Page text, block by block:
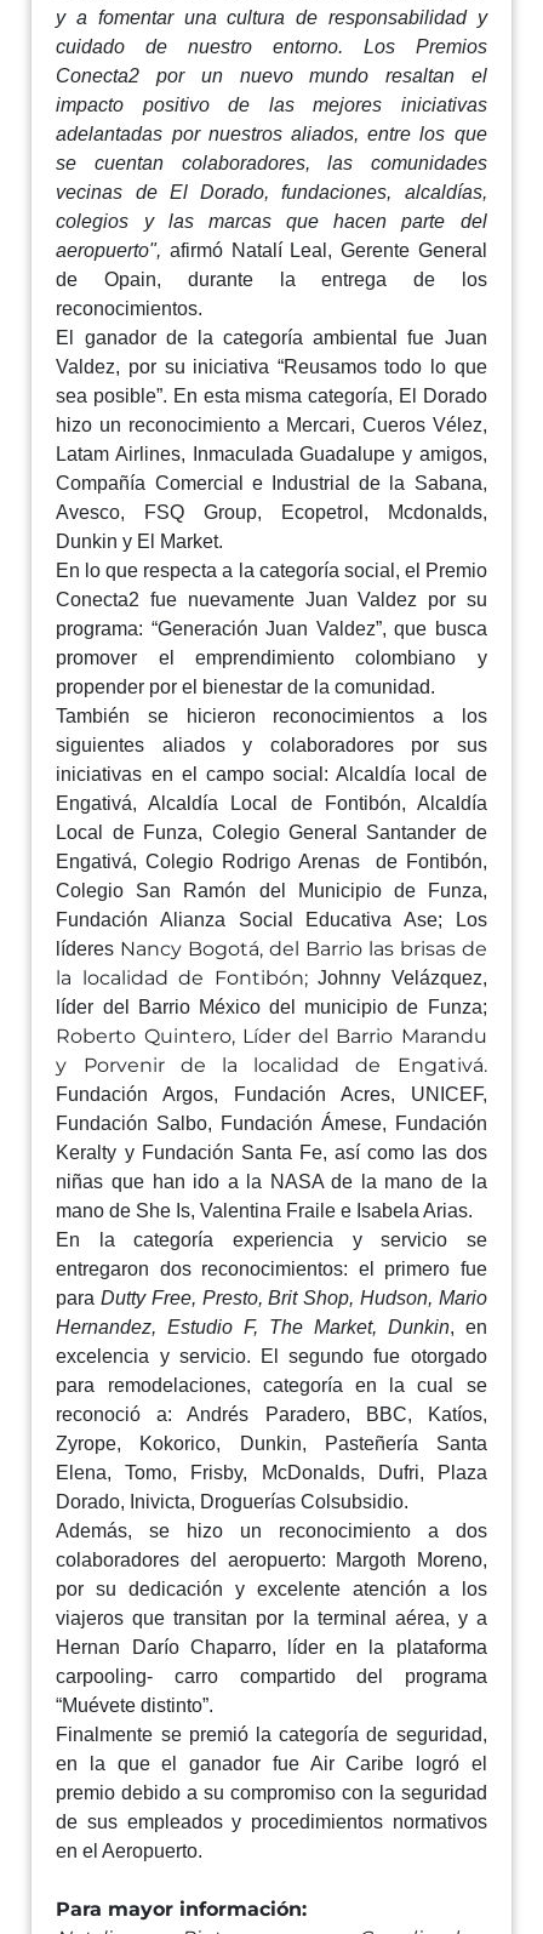
y a fomentar una cultura de responsabilidad y
cuidado de nuestro entorno. Los Premios
Conecta2 por un nuevo mundo resaltan el
impacto positivo de las mejores iniciativas
adelantadas por nuestros aliados, entre los que
se cuentan colaboradores, las comunidades
vecinas de El Dorado, fundaciones, alcaldías,
colegios y las marcas que hacen parte del
aeropuerto",afirmó Natalí Leal, Gerente General
de Opain, durante la entrega de los
reconocimientos.
El ganador de la categoría ambiental fue Juan
Valdez, por su iniciativa “Reusamos todo lo que
sea posible”. En esta misma categoría, El Dorado
hizo un reconocimiento a Mercari, Cueros Vélez,
Latam Airlines, Inmaculada Guadalupe y amigos,
Compañía Comercial e Industrial de la Sabana,
Avesco, FSQ Group, Ecopetrol, Mcdonalds,
Dunkin y El Market.
En lo que respecta a la categoría social, el Premio
Conecta2 fue nuevamente Juan Valdez por su
programa: “Generación Juan Valdez”, que busca
promover el emprendimiento colombiano y
propender por el bienestar de la comunidad.
También se hicieron reconocimientos a los
siguientes aliados y colaboradores por sus
iniciativas en el campo social: Alcaldía local de
Engativá, Alcaldía Local de Fontibón, Alcaldía
Local de Funza, Colegio General Santander de
Engativá, Colegio Rodrigo Arenas
de Fontibón,
Colegio San Ramón del Municipio de Funza,
Fundación Alianza Social Educativa Ase; Los
líderes Nancy Bogotá, del Barrio las brisas de
la localidad de Fontibón;Johnny Velázquez,
líder del Barrio México del municipio de Funza;
Roberto Quintero, Líder del Barrio Marandu
y Porvenir de la localidad de Engativá.
Fundación Argos, Fundación Acres, UNICEF,
Fundación Salbo, Fundación Ámese, Fundación
Keralty y Fundación Santa Fe, así como las dos
niñas que han ido a la NASA de la mano de la
mano de She Is, Valentina Fraile e Isabela Arias.
En la categoría experiencia y servicio se
entregaron dos reconocimientos: el primero fue
paraDutty Free, Presto, Brit Shop, Hudson, Mario
Hernandez, Estudio F, The Market, Dunkin, en
excelencia y servicio. El segundo fue otorgado
para remodelaciones, categoría en la cual se
reconoció a: Andrés Paradero, BBC, Katíos,
Zyrope, Kokorico, Dunkin, Pasteñería Santa
Elena, Tomo, Frisby, McDonalds, Dufri, Plaza
Dorado, Inivicta, Droguerías Colsubsidio.
Además, se hizo un reconocimiento a dos
colaboradores del aeropuerto: Margoth Moreno,
por su dedicación y excelente atención a los
viajeros que transitan por la terminal aérea, y a
Hernan Darío Chaparro, líder en la plataforma
carpooling- carro compartido del programa
“Muévete distinto”.
Finalmente se premió la categoría de seguridad,
en la que el ganador fue Air Caribe logró el
premio debido a su compromiso con la seguridad
de sus empleados y procedimientos normativos
en el Aeropuerto.
Para mayor información: